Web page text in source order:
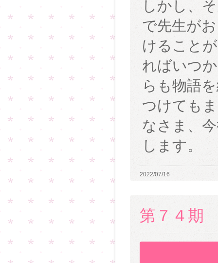
しかし、
で先生が
けること
ればいつ
らも物語
つけても
なさま、
します。
2022/07/16
第７４期